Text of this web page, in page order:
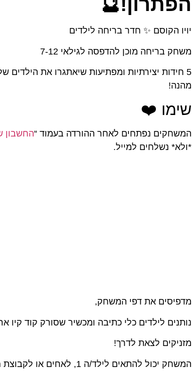
יויו הקוסם ✨ חדר בריחה לילדים
משחק בריחה מוכן להדפסה לגילאי 7-12
5 חידות יצירתיות ומפתיעות שיאתגרו את הילדים
מהנה!
שימו ❤️
המשחקים נפתחים לאחר ההורדה בעמוד “החשבון
*ולא* נשלחים למייל.
מדפיסים את דפי המשחק,
נותנים לילדים כלי כתיבה ומכשיר שסורק קוד קיו אר
מזניקים לצאת לדרך!
המשחק יכול להתאים לילד/ה 1, לאחים או לקבוצת חברים קטנה.